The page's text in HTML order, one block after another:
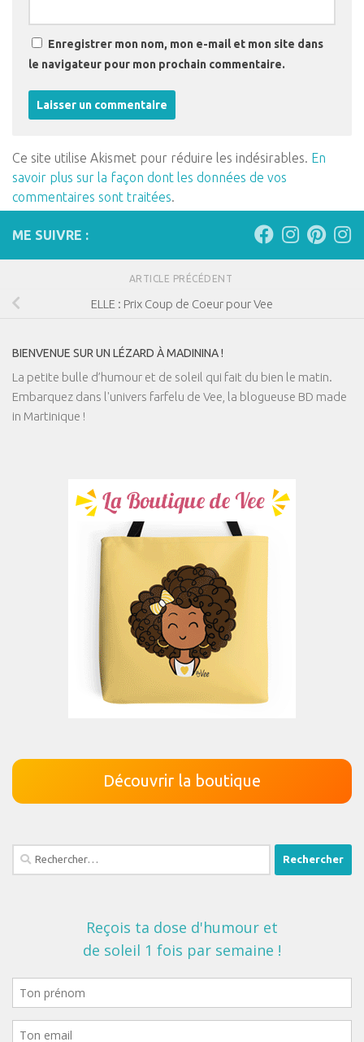
Enregistrer mon nom, mon e-mail et mon site dans
le navigateur pour mon prochain commentaire.
Ce site utilise Akismet pour réduire les indésirables. En
savoir plus sur la façon dont les données de vos
commentaires sont traitées.
ME SUIVRE :
ARTICLE PRÉCÉDENT
ELLE : Prix Coup de Coeur pour Vee
BIENVENUE SUR UN LÉZARD À MADININA !
La petite bulle d’humour et de soleil qui fait du bien le matin.
Embarquez dans l'univers farfelu de Vee, la blogueuse BD made
in Martinique !
Découvrir la boutique
Rechercher :